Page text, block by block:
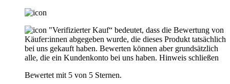
"Verifizierter Kauf“ bedeutet, dass die Bewertung von
Käufer:innen abgegeben wurde, die dieses Produkt tatsächlich
bei uns gekauft haben. Bewerten können aber grundsätzlich
alle, die ein Kundenkonto bei uns haben. Hinweis schließen
Bewertet mit 5 von 5 Sternen.